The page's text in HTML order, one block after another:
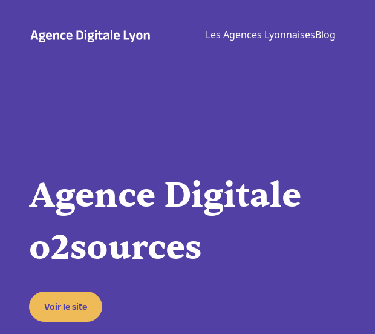
contenu
Les Agences LyonnaisesBlog
Agence Digitale
o2sources
Voir le site